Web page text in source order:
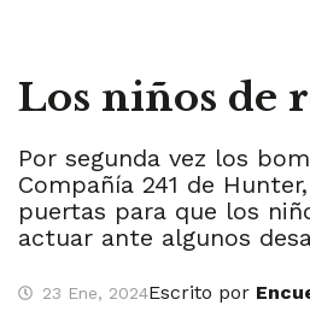
Los niños de
Por segunda vez los
Compañía 241 de
puertas para que los
actuar ante algunos
23 Ene, 2024Escrito por